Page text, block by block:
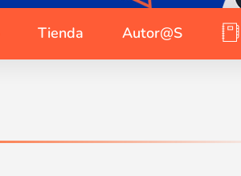
Tienda Autor@s